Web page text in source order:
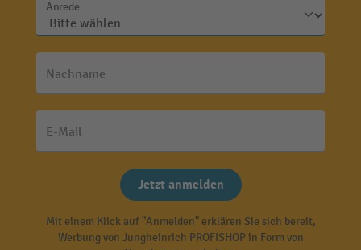
Anrede
Nachname
E-Mail
Jetzt anmelden
Mit einem Klick auf "Anmelden" erklären Sie sich bereit,
Werbung von Jungheinrich PROFISHOP in Form von